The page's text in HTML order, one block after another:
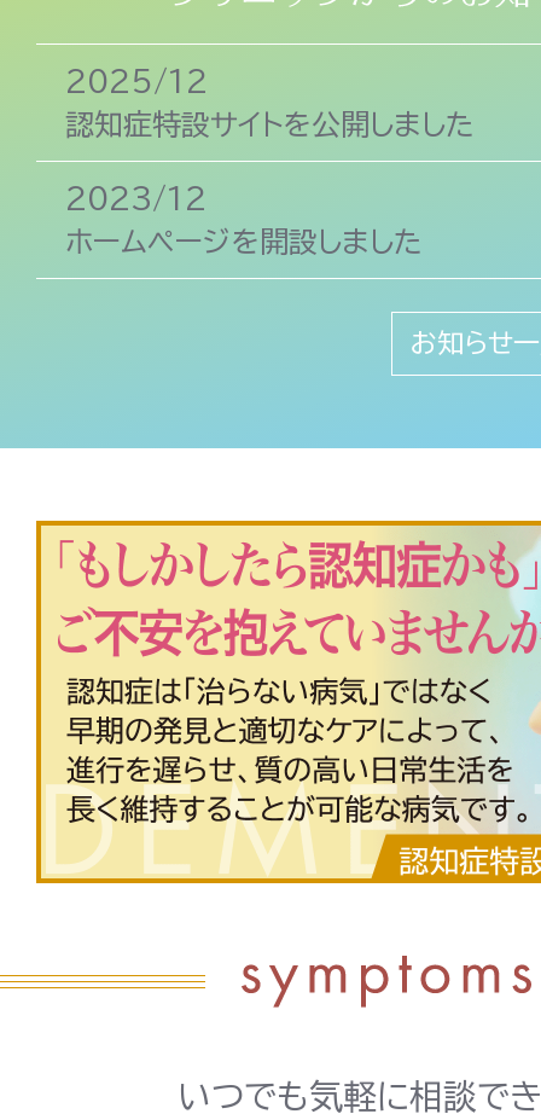
2025/12
認知症特設サイトを公開しました
2023/12
ホームページを開設しました
お知らせ
いつでも気軽に相談でき